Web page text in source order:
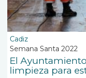
Cadiz
Semana Santa 2022
El
limpieza para